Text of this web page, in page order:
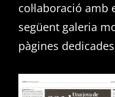
col·laboració
següent galeria
pàgines